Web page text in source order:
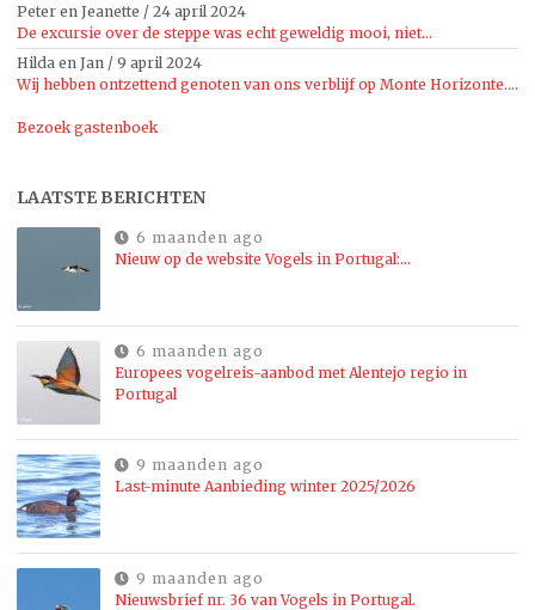
Peter en Jeanette / 24 april 2024
De excursie over de steppe was echt geweldig mooi, niet...
Hilda en Jan / 9 april 2024
Wij hebben ontzettend genoten van ons verblijf op Monte Horizonte....
Bezoek gastenboek
LAATSTE BERICHTEN
6 maanden ago
Nieuw op de website Vogels in Portugal:…
6 maanden ago
Europees vogelreis-aanbod met Alentejo regio in
Portugal
9 maanden ago
Last-minute Aanbieding winter 2025/2026
9 maanden ago
Nieuwsbrief nr. 36 van Vogels in Portugal.